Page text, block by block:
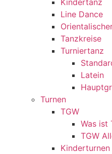
Kindertanz
Line Dance
Tanzkreise
Turniertanz
Latein
Turnen
TGW
Was ist
TGW